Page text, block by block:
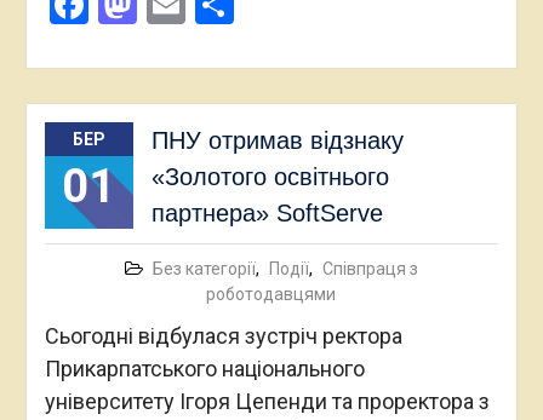
БЕР
01
ПНУ отримав відзнаку
«Золотого освітнього
партнера» SoftServe
Без категорії, Події, Співпраця з
роботодавцями
Сьогодні відбулася зустріч ректора
Прикарпатського національного
університету Ігоря Цепенди та проректора з